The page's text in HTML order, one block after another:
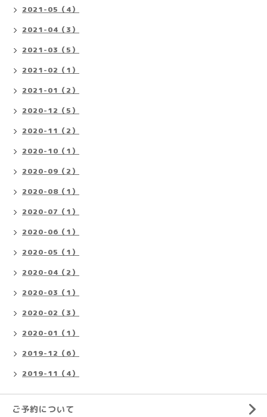
2021-05（4）
2021-04（3）
2021-03（5）
2021-02（1）
2021-01（2）
2020-12（5）
2020-11（2）
2020-10（1）
2020-09（2）
2020-08（1）
2020-07（1）
2020-06（1）
2020-05（1）
2020-04（2）
2020-03（1）
2020-02（3）
2020-01（1）
2019-12（6）
2019-11（4）
ご予約について